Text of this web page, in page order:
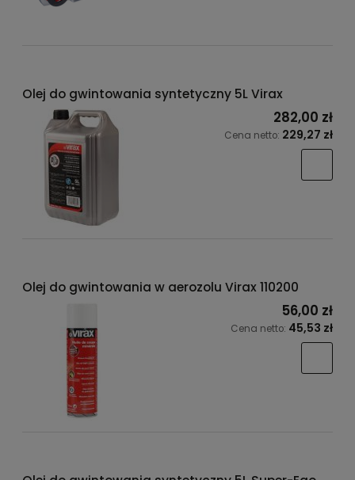
Olej do gwintowania syntetyczny 5L Virax
282,00 zł
Cena netto: 229,27 zł
Olej do gwintowania w aerozolu Virax 110200
56,00 zł
Cena netto: 45,53 zł